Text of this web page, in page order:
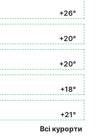
+26°
+20°
+20°
+18°
+21°
Всі курорти